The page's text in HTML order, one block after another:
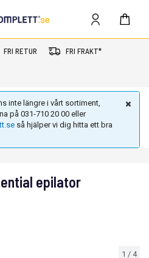
FRI RETUR FRI FRAKT*
inte längre i vårt sortiment,
på 031-710 20 00 eller
så hjälper vi dig hitta ett bra
1 / 4
epilator